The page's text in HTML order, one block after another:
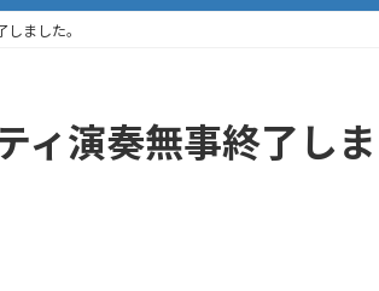
ました。
ィ演奏無事終了しま